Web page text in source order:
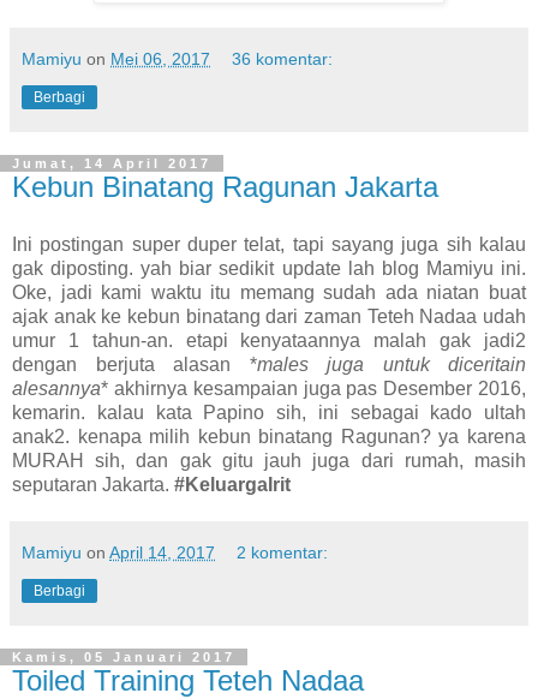
Mamiyu on Mei 06, 2017 36 komentar:
Berbagi
Jumat, 14 April 2017
Kebun Binatang Ragunan Jakarta
Ini postingan super duper telat, tapi sayang juga sih kalau
gak diposting. yah biar sedikit update lah blog Mamiyu ini.
Oke, jadi kami waktu itu memang sudah ada niatan buat
ajak anak ke kebun binatang dari zaman Teteh Nadaa udah
umur 1 tahun-an. etapi kenyataannya malah gak jadi2
dengan berjuta alasan *males juga untuk diceritain
alesannya* akhirnya kesampaian juga pas Desember 2016,
kemarin. kalau kata Papino sih, ini sebagai kado ultah
anak2. kenapa milih kebun binatang Ragunan? ya karena
MURAH sih, dan gak gitu jauh juga dari rumah, masih
seputaran Jakarta. #KeluargaIrit
Mamiyu on April 14, 2017 2 komentar:
Berbagi
Kamis, 05 Januari 2017
Toiled Training Teteh Nadaa